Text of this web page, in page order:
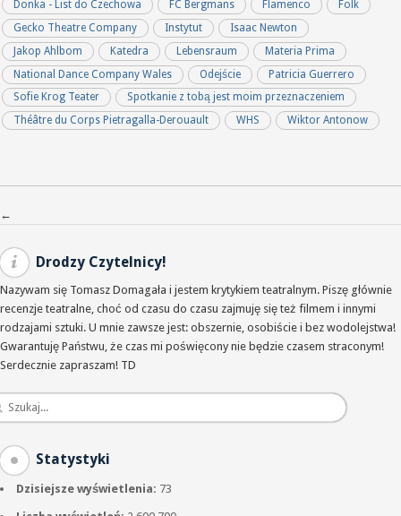
Donka - List do Czechowa
FC Bergmans Flamenco
Folk
Gecko Theatre Company
Instytut
Isaac Newton
Jakop Ahlbom
Katedra Lebensraum
Materia Prima
National Dance Company Wales
Odejście
Patricia Guerrero
Sofie Krog Teater
Spotkanie z tobą jest moim przeznaczeniem
Théâtre du Corps Pietragalla-Derouault
WHS Wiktor Antonow
Nawigacja po wpisach
←
Drodzy Czytelnicy!
Nazywam się Tomasz Domagała i jestem krytykiem teatralnym. Piszę głównie
recenzje teatralne, choć od czasu do czasu zajmuję się też filmem i innymi
rodzajami sztuki. U mnie zawsze jest: obszernie, osobiście i bez wodolejstwa!
Gwarantuję Państwu, że czas mi poświęcony nie będzie czasem straconym!
Serdecznie zapraszam! TD
Statystyki
Dzisiejsze wyświetlenia: 73